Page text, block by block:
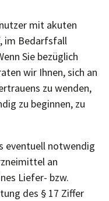
mit akuten
im Bedarfsfall
Sie bezüglich
wir Ihnen, sich an
zu wenden,
zu beginnen, zu
eventuell notwendig
an
Liefer- bzw.
des § 17 Ziffer